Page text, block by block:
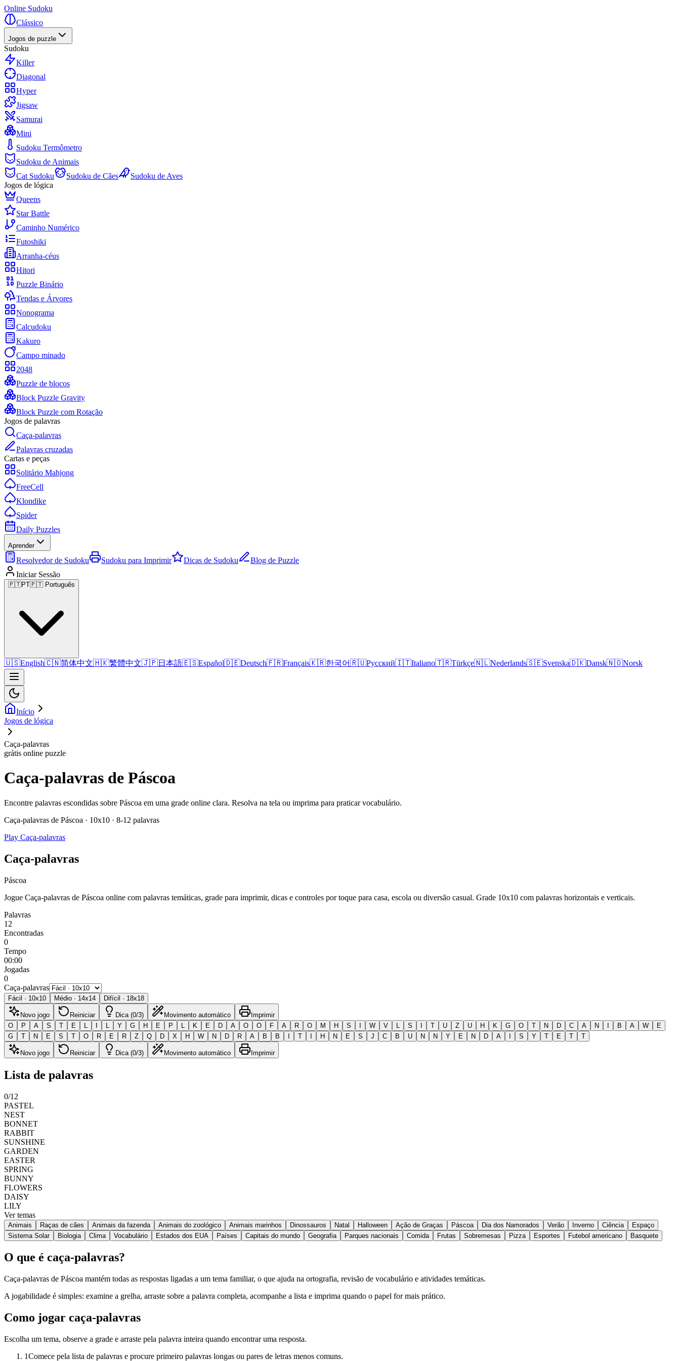
Online Sudoku
Clássico
Jogos de puzzle
Sudoku
Killer
Diagonal
Hyper
Jigsaw
Samurai
Mini
Sudoku Termômetro
Sudoku de Animais
Cat Sudoku
Sudoku de Cães
Sudoku de Aves
Jogos de lógica
Queens
Star Battle
Caminho Numérico
Futoshiki
Arranha-céus
Hitori
Puzzle Binário
Tendas e Árvores
Nonograma
Calcudoku
Kakuro
Campo minado
2048
Puzzle de blocos
Block Puzzle Gravity
Block Puzzle com Rotação
Jogos de palavras
Caça-palavras
Palavras cruzadas
Cartas e peças
Solitário Mahjong
FreeCell
Klondike
Spider
Daily Puzzles
Aprender
Resolvedor de Sudoku Sudoku para Imprimir Dicas de Sudoku
Blog de Puzzle
Iniciar Sessão
🇵🇹PT🇵🇹 Português
🇺🇸English🇨🇳简体中文🇭🇰繁體中文🇯🇵日本語🇪🇸Español🇩🇪Deutsch🇫🇷Français🇰🇷한국어🇷🇺Русский🇮🇹Italiano🇹🇷Türkçe🇳🇱Nederlands🇸🇪Svenska🇩🇰Dansk🇳🇴Norsk
Início
Jogos de lógica
Caça-palavras
grátis online puzzle
Caça-palavras de Páscoa
Encontre palavras escondidas sobre Páscoa em uma grade online clara. Resolva na tela ou imprima para praticar vocabulário.
Caça-palavras de Páscoa · 10x10 · 8-12 palavras
Play Caça-palavras
Caça-palavras
Páscoa
Jogue Caça-palavras de Páscoa online com palavras temáticas, grade para imprimir, dicas e controles por toque para casa, escola ou diversão casual. Grade 10x10 com palavras horizontais e verticais.
Palavras
12
Encontradas
0
Tempo
00:00
Jogadas
0
Caça-palavras
Fácil · 10x10 Médio · 14x14 Difícil · 18x18
Novo jogo Reiniciar Dica (0/3) Movimento automático
Imprimir
O
P A S T E L I L Y G H E P L K E D A O O F A R O M H S I W V L S I T U Z U H K G O T N D C A N I B A W
E
G
T N E S T O R E R Z Q D X H W N D R A B B I T I H N E S J C B U N N Y E N D A I S Y T E T T
Novo jogo Reiniciar Dica (0/3) Movimento automático Imprimir
Lista de palavras
0/12
PASTEL
NEST
BONNET
RABBIT
SUNSHINE
GARDEN
EASTER
SPRING
BUNNY
FLOWERS
DAISY
LILY
Ver temas
Animais Raças de cães Animais da fazenda Animais do zoológico Animais marinhos Dinossauros Natal Halloween Ação de Graças Páscoa Dia dos Namorados Verão Inverno Ciência
Espaço
Sistema Solar
Biologia Clima Vocabulário Estados dos EUA Países Capitais do mundo Geografia Parques nacionais Comida Frutas Sobremesas Pizza Esportes Futebol americano Basquete
O que é caça-palavras?
Caça-palavras de Páscoa mantém todas as respostas ligadas a um tema familiar, o que ajuda na ortografia, revisão de vocabulário e atividades temáticas.
A jogabilidade é simples: examine a grelha, arraste sobre a palavra completa, acompanhe a lista e imprima quando o papel for mais prático.
Como jogar caça-palavras
Escolha um tema, observe a grade e arraste pela palavra inteira quando encontrar uma resposta.
1Comece pela lista de palavras e procure primeiro palavras longas ou pares de letras menos comuns.